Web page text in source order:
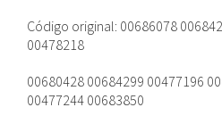
Código original: 00686078
00478218
00680428 00684299 00477196
00477244 00683850